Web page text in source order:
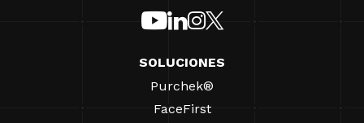
SOLUCIONES
Purchek®
FaceFirst